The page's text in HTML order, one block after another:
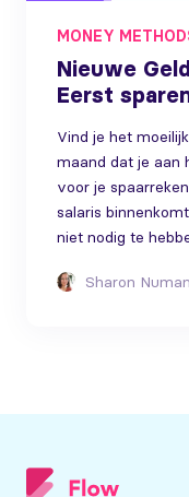
MONEY
Nieuwe
Eerst
Vind je het
maand dat je aan
voor je
salaris
niet nodig te
Sharon Numan